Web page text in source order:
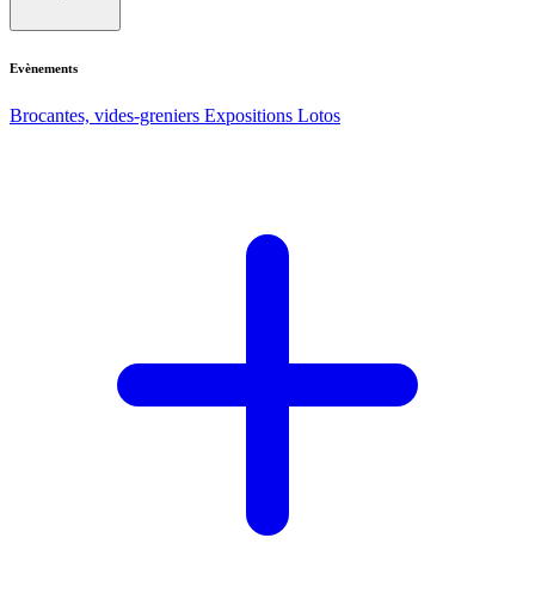
Evènements
Brocantes, vides-greniers Expositions Lotos